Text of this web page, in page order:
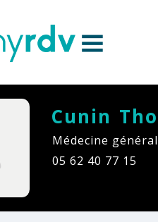
Cunin
Médecine
05 62 40 77 15